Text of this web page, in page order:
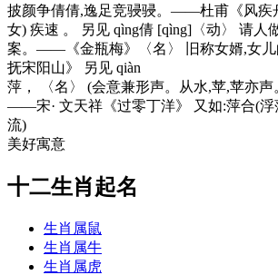
披颜争倩倩,逸足竞骎骎。——杜甫《风疾
女) 疾速 。 另见 qìng倩 [qìng]〈动〉 请
案。——《金瓶梅》〈名〉 旧称女婿,女儿
抚宋阳山》 另见 qiàn
萍 ， 〈名〉 (会意兼形声。从水,苹,苹亦
——宋· 文天祥《过零丁洋》 又如:萍合(浮
流)
美好寓意
十二生肖起名
生肖属鼠
生肖属牛
生肖属虎